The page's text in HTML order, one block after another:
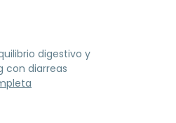
digestivo y
con diarreas